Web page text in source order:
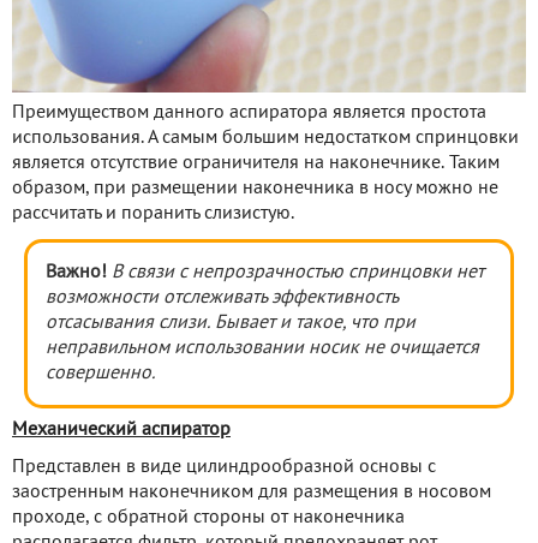
Преимуществом данного аспиратора является простота
использования. А самым большим недостатком спринцовки
является отсутствие ограничителя на наконечнике. Таким
образом, при размещении наконечника в носу можно не
рассчитать и поранить слизистую.
Важно! В связи с непрозрачностью спринцовки нет
возможности отслеживать эффективность
отсасывания слизи. Бывает и такое, что при
неправильном использовании носик не очищается
совершенно.
Механический аспиратор
Представлен в виде цилиндрообразной основы с
заостренным наконечником для размещения в носовом
проходе, с обратной стороны от наконечника